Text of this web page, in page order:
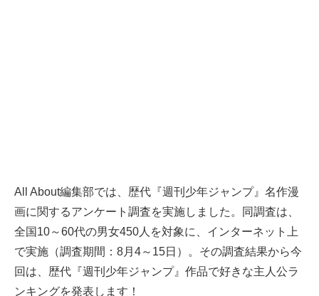
All About編集部では、歴代『週刊少年ジャンプ』名作漫
画に関するアンケート調査を実施しました。同調査は、
全国10～60代の男女450人を対象に、インターネット上
で実施（調査期間：8月4～15日）。その調査結果から今
回は、歴代『週刊少年ジャンプ』作品で好きな主人公ラ
ンキングを発表します！